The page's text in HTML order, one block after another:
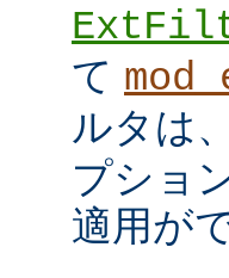
て
ルタは、
プショ
適用が